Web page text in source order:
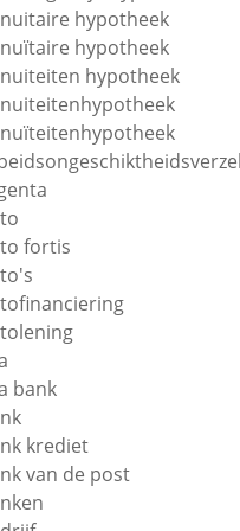
hypotheek
hypotheek
hypotheek
fortis
bank
krediet
van de post